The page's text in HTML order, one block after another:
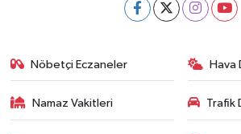
Nöbetçi Eczaneler Hava
Namaz Vakitleri Trafik